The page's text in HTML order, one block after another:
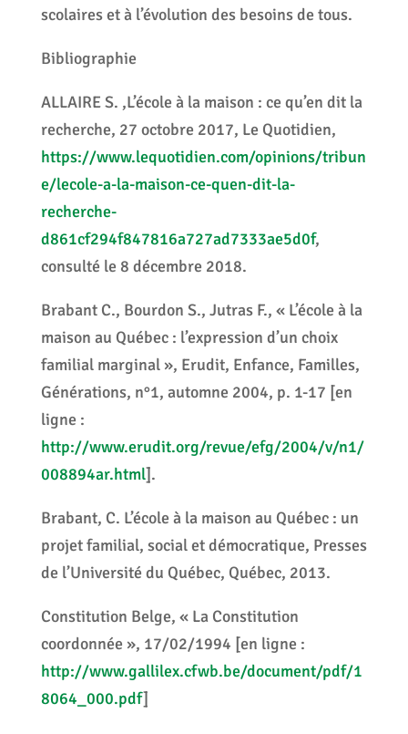
scolaires et à l’évolution des besoins de tous.
Bibliographie
ALLAIRE S. ,L’école à la maison : ce qu’en dit la
recherche, 27 octobre 2017, Le Quotidien,
https://www.lequotidien.com/opinions/tribun
e/lecole-a-la-maison-ce-quen-dit-la-
recherche-
d861cf294f847816a727ad7333ae5d0f,
consulté le 8 décembre 2018.
Brabant C., Bourdon S., Jutras F., « L’école à la
maison au Québec : l’expression d’un choix
familial marginal », Erudit, Enfance, Familles,
Générations, n°1, automne 2004, p. 1-17 [en
ligne :
http://www.erudit.org/revue/efg/2004/v/n1/
008894ar.html].
Brabant, C. L’école à la maison au Québec : un
projet familial, social et démocratique, Presses
de l’Université du Québec, Québec, 2013.
Constitution Belge, « La Constitution
coordonnée », 17/02/1994 [en ligne :
http://www.gallilex.cfwb.be/document/pdf/1
8064_000.pdf]